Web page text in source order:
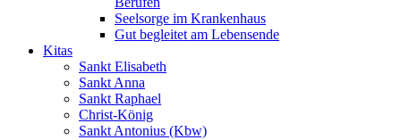
Seelsorge im Krankenhaus
Gut begleitet am Lebensende
Kitas
Sankt Elisabeth
Sankt Anna
Sankt Raphael
Christ-König
Sankt Antonius (Kbw)